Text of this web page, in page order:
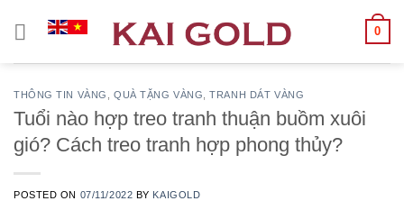
0
THÔNG TIN VÀNG QUÀ TẶNG VÀNG ,TRANH DÁT VÀNG
Tuổi nào hợp treo tranh thuận buồm xuôi
gió? Cách treo tranh hợp phong thủy?
POSTED ON 07/11/2022 BY KAIGOLD